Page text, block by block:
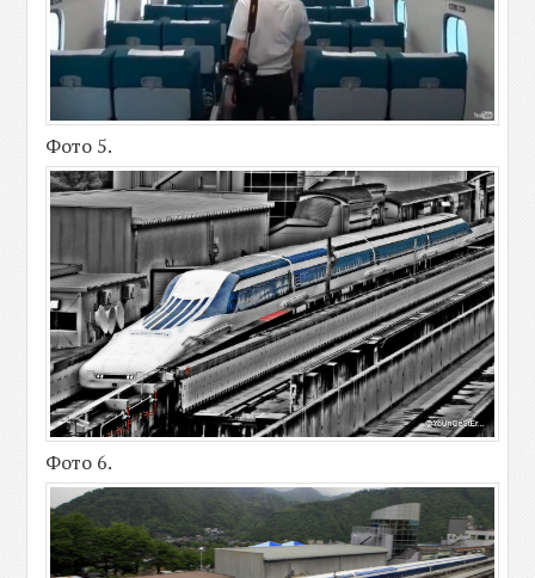
Фото 5.
Фото 6.